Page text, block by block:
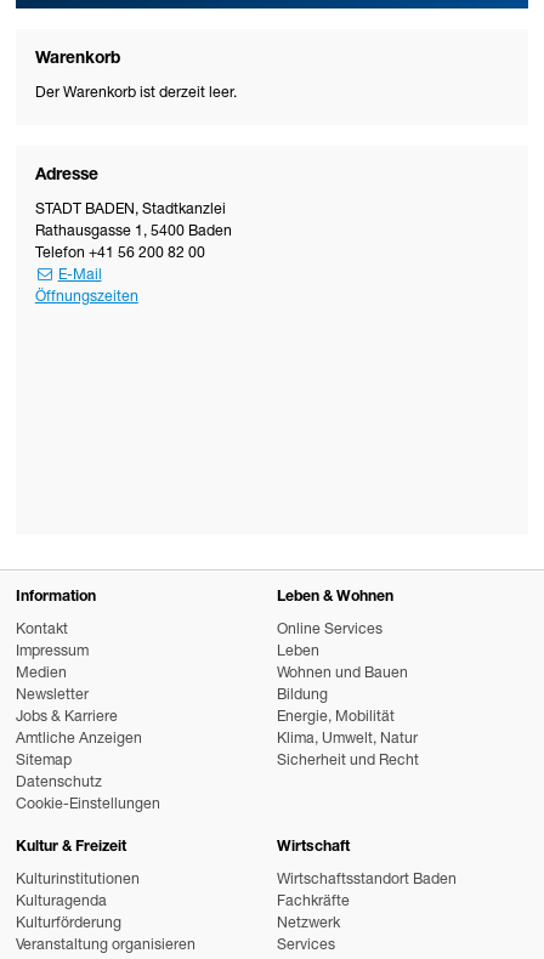
Warenkorb
Der Warenkorb ist derzeit leer.
Adresse
STADT BADEN, Stadtkanzlei
Rathausgasse 1 , 5400 Baden
Telefon +41 56 200 82 00
E-Mail
Öffnungszeiten
Information
Kontakt
Impressum
Medien
Newsletter
Jobs & Karriere
Amtliche Anzeigen
Sitemap
Datenschutz
Cookie-Einstellungen
Leben & Wohnen
Online Services
Leben
Wohnen und Bauen
Bildung
Energie, Mobilität
Klima, Umwelt, Natur
Sicherheit und Recht
Kultur & Freizeit
Kulturinstitutionen
Kulturagenda
Kulturförderung
Veranstaltung organisieren
Wirtschaft
Wirtschaftsstandort Baden
Fachkräfte
Netzwerk
Services